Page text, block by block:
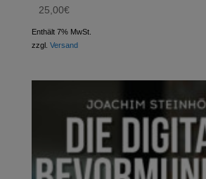
25,00€
Enthält 7% MwSt.
zzgl. Versand